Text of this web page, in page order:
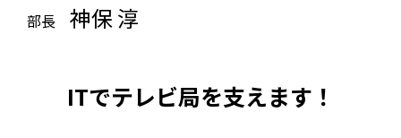
部長 神保 淳
ITでテレビ局を支えます！